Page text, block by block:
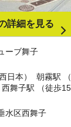
ーブ舞子
日本） 朝霧駅
西舞子駅 （徒歩15
水区西舞子
詳細を見る